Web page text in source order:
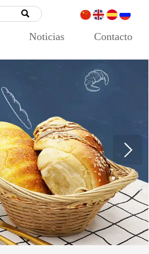

Noticias Contacto